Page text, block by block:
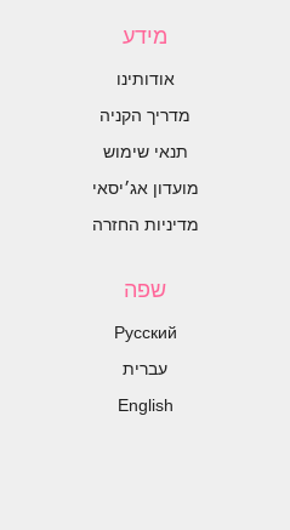
מידע
אודותינו
מדריך הקניה
תנאי שימוש
מועדון אג׳יסאי
מדיניות החזרה
שפה
Русский
עברית
English